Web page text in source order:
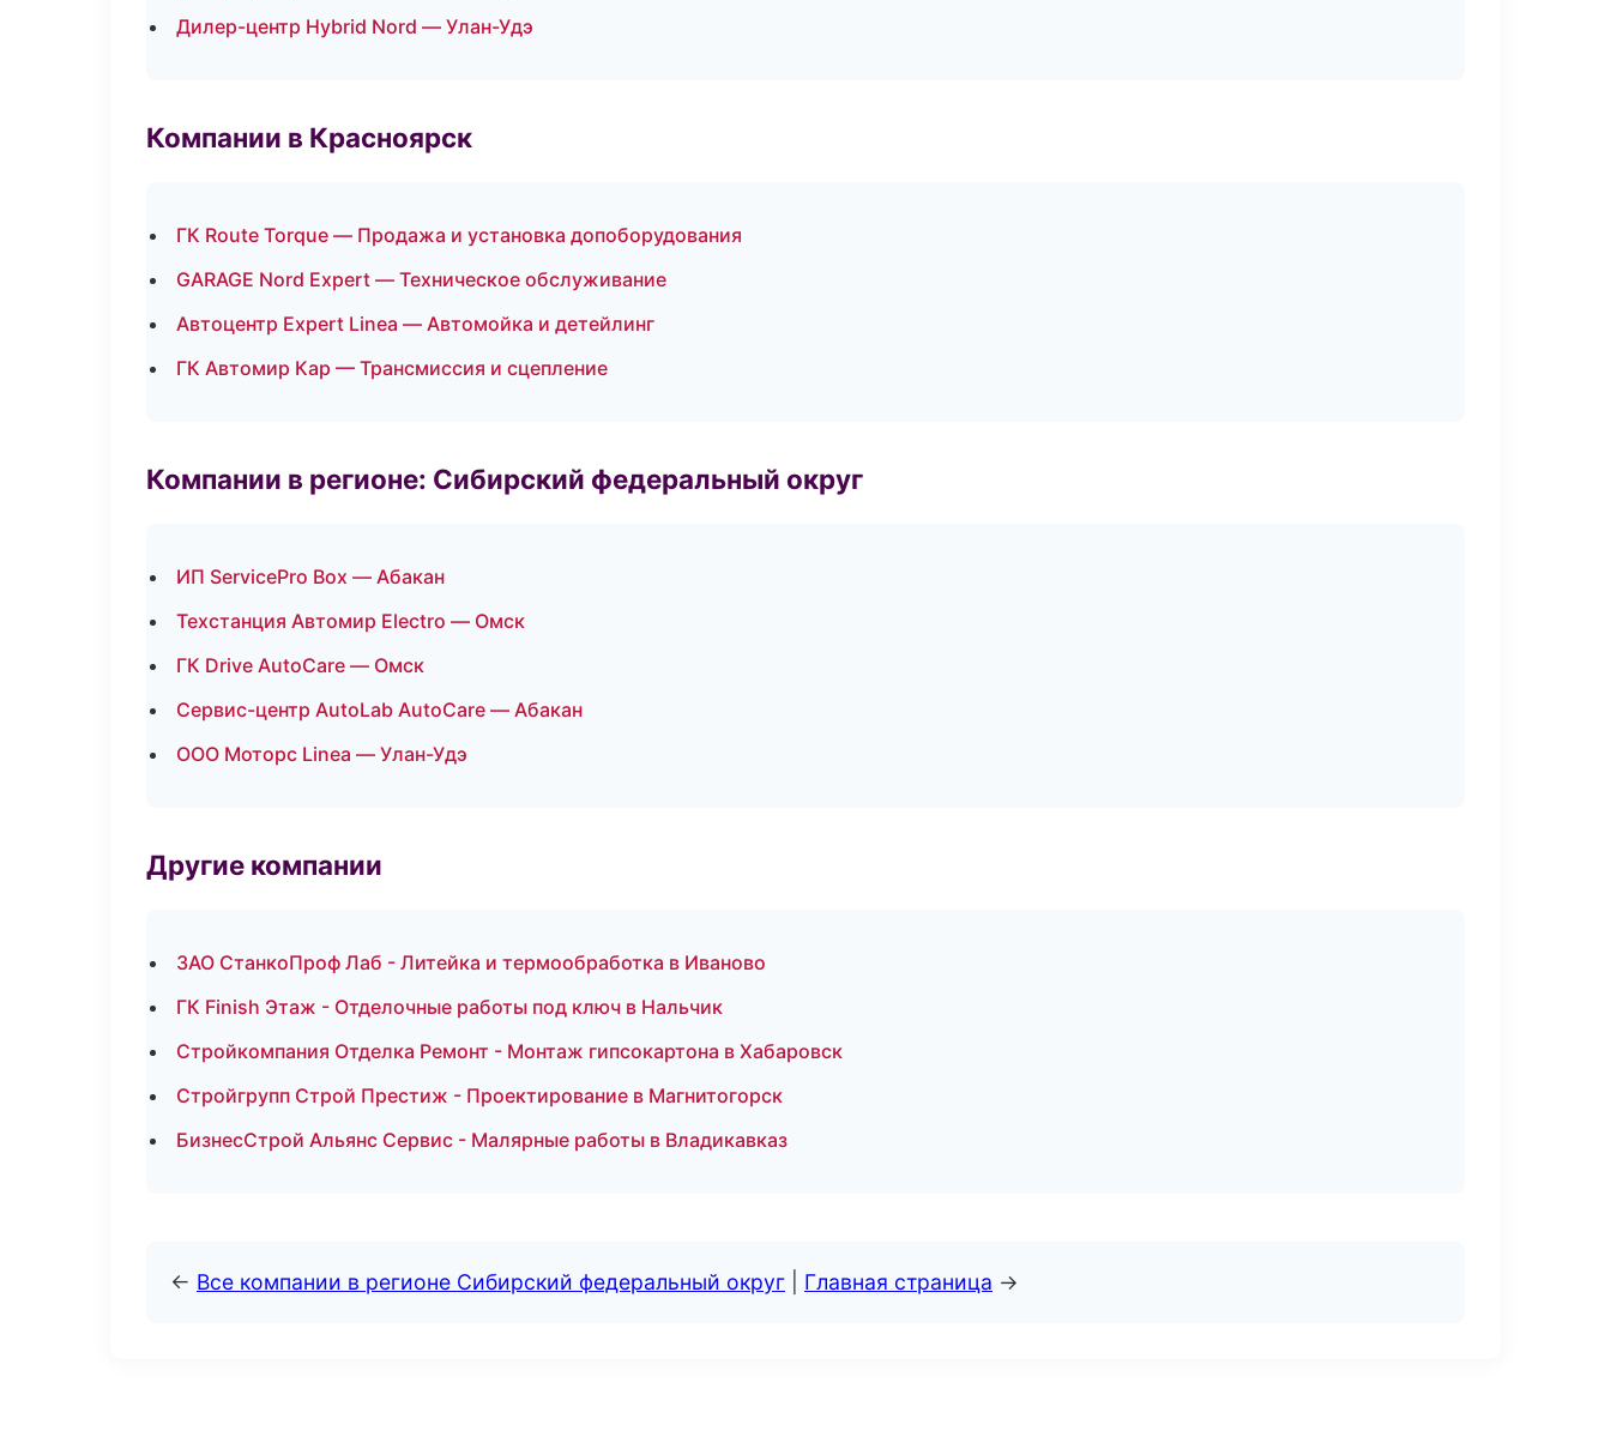
Дилер-центр Hybrid Nord — Улан-Удэ
Компании в Красноярск
ГК Route Torque — Продажа и установка допоборудования
GARAGE Nord Expert — Техническое обслуживание
Автоцентр Expert Linea — Автомойка и детейлинг
ГК Автомир Кар — Трансмиссия и сцепление
Компании в регионе: Сибирский федеральный округ
ИП ServicePro Box — Абакан
Техстанция Автомир Electro — Омск
ГК Drive AutoCare — Омск
Сервис-центр AutoLab AutoCare — Абакан
ООО Моторс Linea — Улан-Удэ
Другие компании
ЗАО СтанкоПроф Лаб - Литейка и термообработка в Иваново
ГК Finish Этаж - Отделочные работы под ключ в Нальчик
Стройкомпания Отделка Ремонт - Монтаж гипсокартона в Хабаровск
Стройгрупп Строй Престиж - Проектирование в Магнитогорск
БизнесСтрой Альянс Сервис - Малярные работы в Владикавказ
← Все компании в регионе Сибирский федеральный округ Главная страница →